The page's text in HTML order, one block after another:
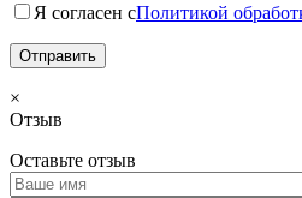
Я согласен сПолитикой
×
Отзыв
Оставьте отзыв